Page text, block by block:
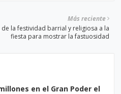
Más reciente
de la festividad barrial y religiosa a la
fiesta para mostrar la fastuosidad
en el Gran Poder el